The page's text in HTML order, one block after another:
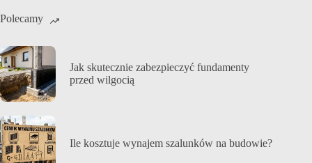
Polecamy
Jak skutecznie zabezpieczyć fundamenty
przed wilgocią
Ile kosztuje wynajem szalunków na budowie?